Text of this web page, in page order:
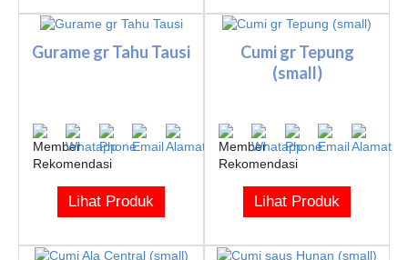
Gurame gr Tahu Tausi
Lihat Produk
Cumi gr Tepung
(small)
Lihat Produk